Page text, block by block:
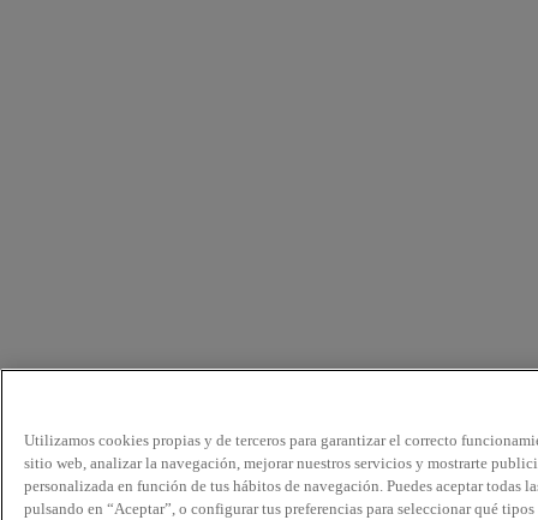
Utilizamos cookies propias y de terceros para garantizar el correcto
sitio web, analizar la navegación, mejorar nuestros servicios y mostrarte
personalizada en función de tus hábitos de navegación. Puedes aceptar todas
pulsando en “Aceptar”, o configurar tus preferencias para seleccionar qué tipos